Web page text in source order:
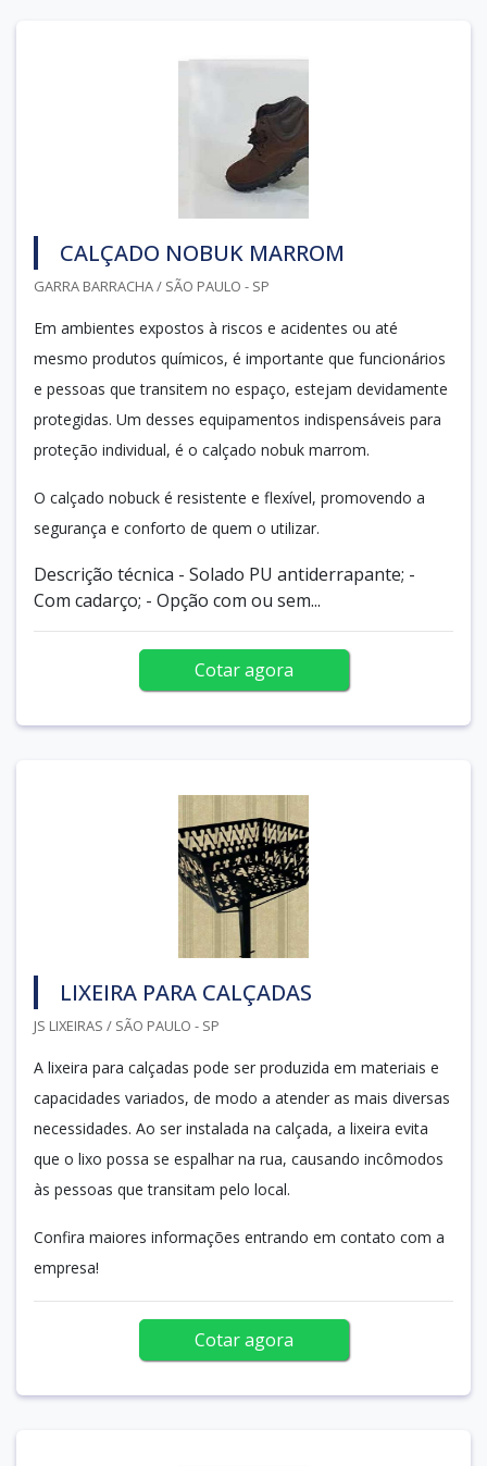
CALÇADO NOBUK MARROM
GARRA BARRACHA / SÃO PAULO - SP
Em ambientes expostos à riscos e acidentes ou até
mesmo produtos químicos, é importante que funcionários
e pessoas que transitem no espaço, estejam devidamente
protegidas. Um desses equipamentos indispensáveis para
proteção individual, é o calçado nobuk marrom.
O calçado nobuck é resistente e flexível, promovendo a
segurança e conforto de quem o utilizar.
Descrição técnica - Solado PU antiderrapante; -
Com cadarço; - Opção com ou sem...
Cotar agora
LIXEIRA PARA CALÇADAS
JS LIXEIRAS / SÃO PAULO - SP
A lixeira para calçadas pode ser produzida em materiais e
capacidades variados, de modo a atender as mais diversas
necessidades. Ao ser instalada na calçada, a lixeira evita
que o lixo possa se espalhar na rua, causando incômodos
às pessoas que transitam pelo local.
Confira maiores informações entrando em contato com a
empresa!
Cotar agora